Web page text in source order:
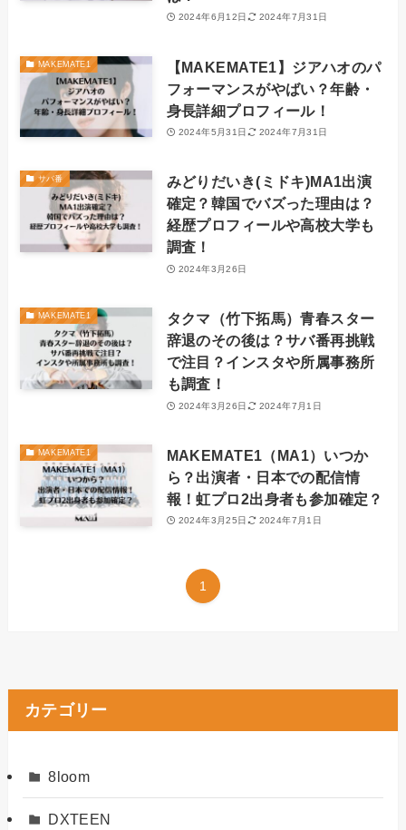
2024年6月12日 2024年7月31日
MAKEMATE1
【MAKEMATE1】ジアハオのパ
フォーマンスがやばい？年齢・
身長詳細プロフィール！
2024年5月31日 2024年7月31日
サバ番
みどりだいき(ミドキ)MA1出演
確定？韓国でバズった理由は？
経歴プロフィールや高校大学も
調査！
2024年3月26日
MAKEMATE1
タクマ（竹下拓馬）青春スター
辞退のその後は？サバ番再挑戦
で注目？インスタや所属事務所
も調査！
2024年3月26日 2024年7月1日
MAKEMATE1
MAKEMATE1（MA1）いつか
ら？出演者・日本での配信情
報！虹プロ2出身者も参加確定？
2024年3月25日 2024年7月1日
1
カテゴリー
8loom
DXTEEN